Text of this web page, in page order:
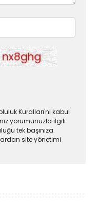
Kuralları'nı kabul
yorumunuzla ilgili
tek başınıza
site yönetimi